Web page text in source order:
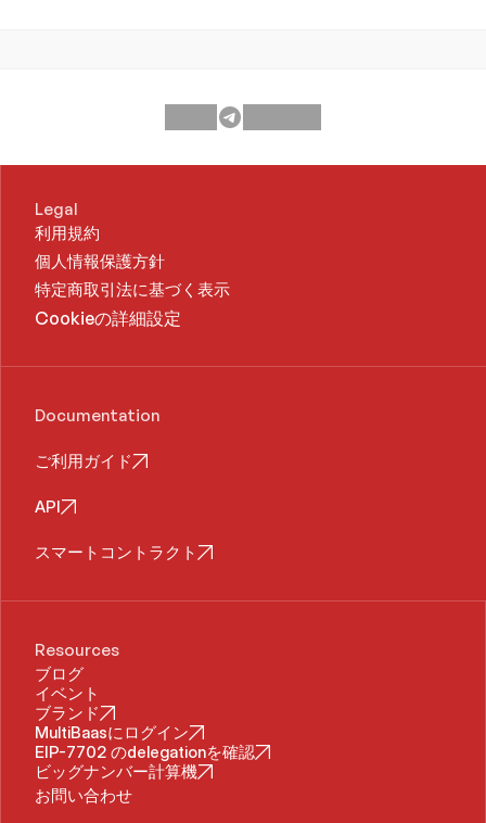
Legal
利用規約
個人情報保護方針
特定商取引法に基づく表示
Cookieの詳細設定
Documentation
ご利用ガイド
API
スマートコントラクト
Resources
ブログ
イベント
ブランド
MultiBaasにログイン
EIP-7702 のdelegationを確認
ビッグナンバー計算機
お問い合わせ